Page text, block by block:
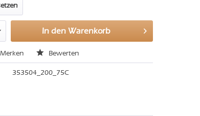
In den Warenkorb
Merken Bewerten
353504_200_75C